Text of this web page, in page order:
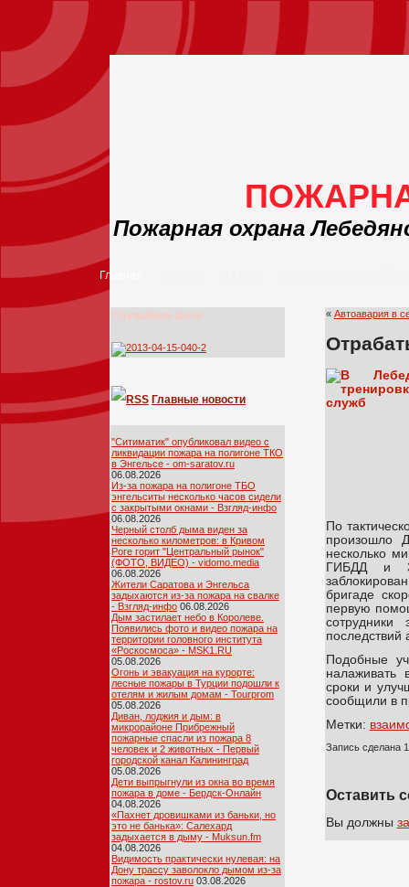
Пожарная охрана
Главная
Случайное фото
Главные новости
"Ситиматик" опубликовал видео с
ликвидации пожара на полигоне ТКО
в Энгельсе - om-saratov.ru
06.08.2026
Из-за пожара на полигоне ТБО
энгельситы несколько часов сидели
с закрытыми окнами - Взгляд-инфо
06.08.2026
Черный столб дыма виден за
несколько километров: в Кривом
Роге горит "Центральный рынок"
(ФОТО, ВИДЕО) - vidomo.media
06.08.2026
Жители Саратова и Энгельса
задыхаются из-за пожара на свалке
- Взгляд-инфо 06.08.2026
Дым застилает небо в Королеве.
Появились фото и видео пожара на
территории головного института
«Роскосмоса» - MSK1.RU
05.08.2026
Огонь и эвакуация на курорте:
лесные пожары в Турции подошли к
отелям и жилым домам - Tourprom
05.08.2026
Диван, лоджия и дым: в
микрорайоне Прибрежный
пожарные спасли из пожара 8
человек и 2 животных - Первый
городской канал Калининград
05.08.2026
Дети выпрыгнули из окна во время
пожара в доме - Бердск-Онлайн
04.08.2026
«Пахнет дровишками из баньки, но
это не банька»: Салехард
задыхается в дыму - Muksun.fm
04.08.2026
Видимость практически нулевая: на
Дону трассу заволокло дымом из-за
пожара - rostov.ru 03.08.2026
« Автоавария в
По
произошло
несколько
ГИБДД и
бригаде
первую
сотрудники
последствий
Подобные
налаживать
сроки и
сообщили в
Метки:
Запись сделана
Оставить
Вы должны